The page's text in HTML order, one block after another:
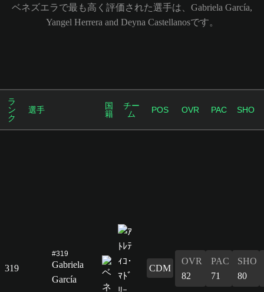
ベネズエラで最も高く評価された選手は、Gabriela García,
Yangel Herrera and Deyna Castellanosです。
ラ
ン
ク
選手
国
籍
チー
ム
POS OVR PAC SHO
319
#319
Gabriela
García
CDM
OVR
82
PAC
71
SHO
80